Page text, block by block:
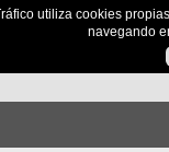
utiliza cookies
navegando